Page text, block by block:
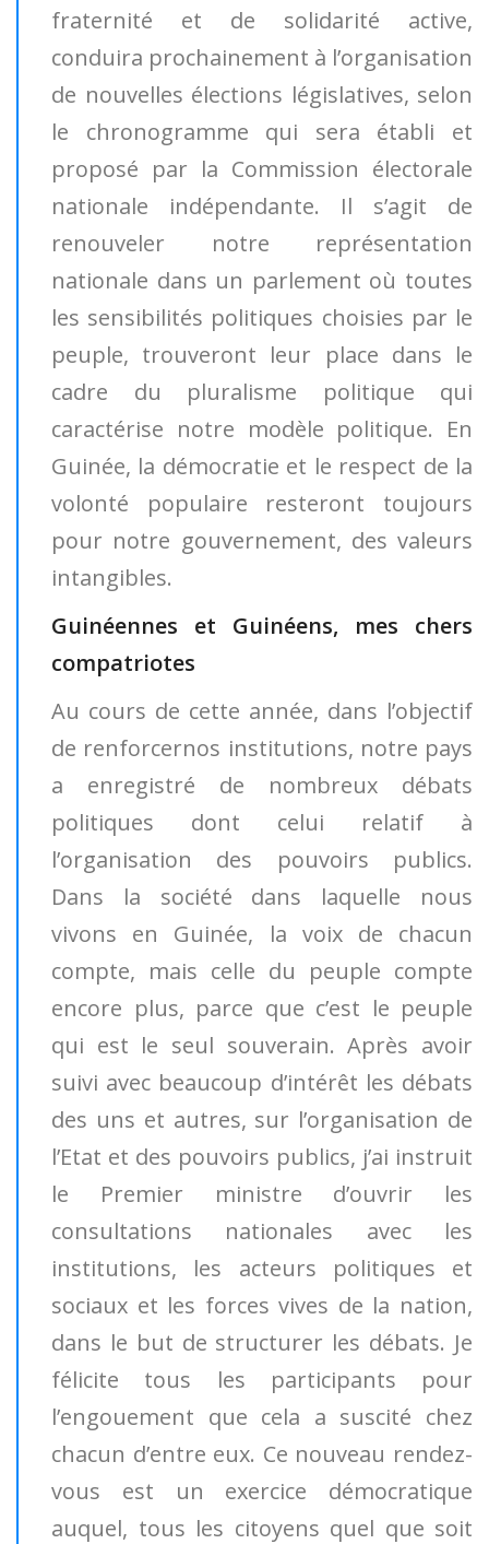
fraternité et de solidarité active,
conduira prochainement à l’organisation
de nouvelles élections législatives, selon
le chronogramme qui sera établi et
proposé par la Commission électorale
nationale indépendante. Il s’agit de
renouveler notre représentation
nationale dans un parlement où toutes
les sensibilités politiques choisies par le
peuple, trouveront leur place dans le
cadre du pluralisme politique qui
caractérise notre modèle politique. En
Guinée, la démocratie et le respect de la
volonté populaire resteront toujours
pour notre gouvernement, des valeurs
intangibles.
Guinéennes et Guinéens, mes chers
compatriotes
Au cours de cette année, dans l’objectif
de renforcernos institutions, notre pays
a enregistré de nombreux débats
politiques dont celui relatif à
l’organisation des pouvoirs publics.
Dans la société dans laquelle nous
vivons en Guinée, la voix de chacun
compte, mais celle du peuple compte
encore plus, parce que c’est le peuple
qui est le seul souverain. Après avoir
suivi avec beaucoup d’intérêt les débats
des uns et autres, sur l’organisation de
l’Etat et des pouvoirs publics, j’ai instruit
le Premier ministre d’ouvrir les
consultations nationales avec les
institutions, les acteurs politiques et
sociaux et les forces vives de la nation,
dans le but de structurer les débats. Je
félicite tous les participants pour
l’engouement que cela a suscité chez
chacun d’entre eux. Ce nouveau rendez-
vous est un exercice démocratique
auquel, tous les citoyens quel que soit